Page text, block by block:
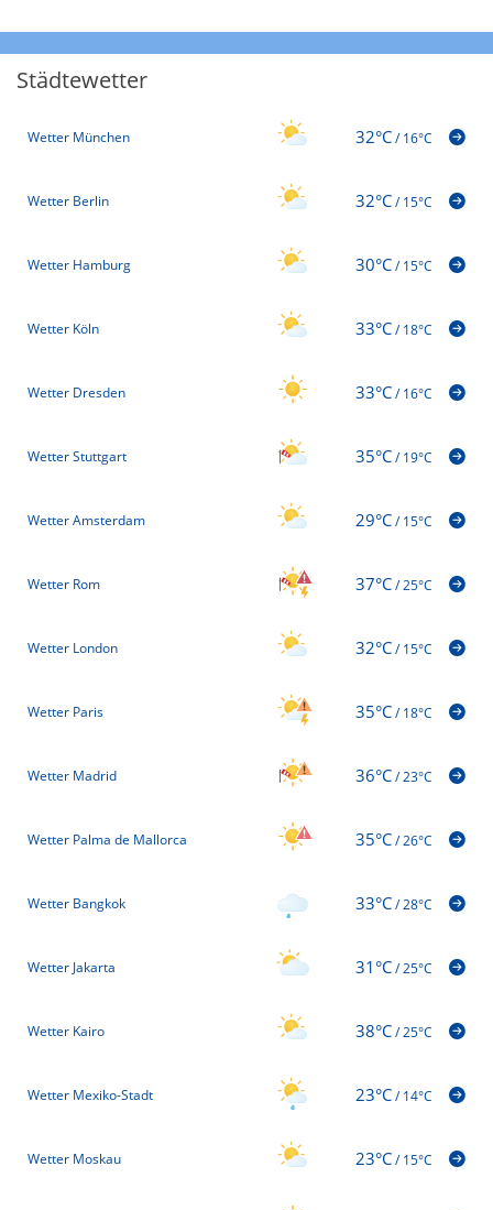
Städtewetter
Wetter München 32°C/16°C
Wetter Berlin 32°C/15°C
Wetter Hamburg 30°C/15°C
Wetter Köln 33°C/18°C
Wetter Dresden 33°C/16°C
Wetter Stuttgart 35°C/19°C
Wetter Amsterdam 29°C/15°C
Wetter Rom 37°C/25°C
Wetter London 32°C/15°C
Wetter Paris 35°C/18°C
Wetter Madrid 36°C/23°C
Wetter Palma de Mallorca 35°C/26°C
Wetter Bangkok 33°C/28°C
Wetter Jakarta 31°C/25°C
Wetter Kairo 38°C/25°C
Wetter Mexiko-Stadt 23°C/14°C
Wetter Moskau 23°C/15°C